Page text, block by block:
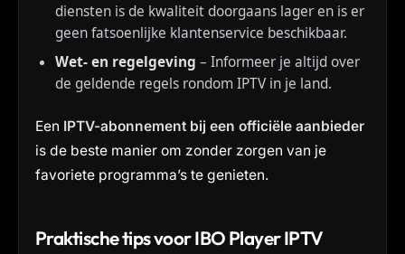
diensten is de kwaliteit doorgaans lager en is er
geen fatsoenlijke klantenservice beschikbaar.
Wet- en regelgeving – Informeer je altijd over
de geldende regels rondom IPTV in je land.
Een IPTV-abonnement bij een officiële aanbieder
is de beste manier om zonder zorgen van je
favoriete programma’s te genieten.
Praktische tips voor IBO Player IPTV